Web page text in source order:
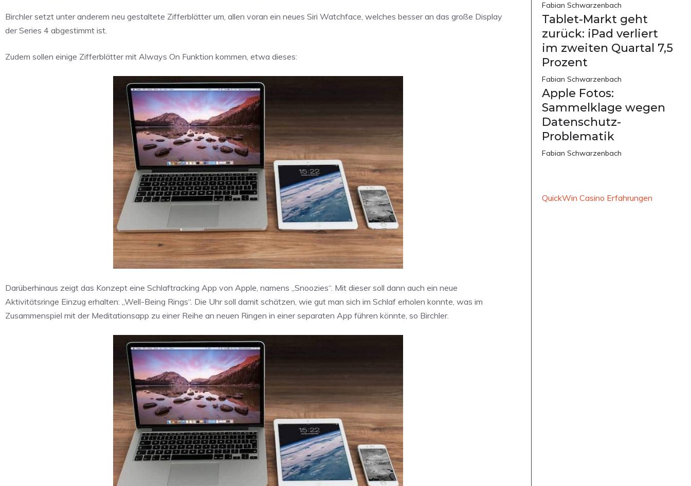
Birchler setzt unter anderem neu gestaltete Zifferblätter um, allen voran ein neues Siri Watchface, welches besser an das große Display
der Series 4 abgestimmt ist.
Zudem sollen einige Zifferblätter mit Always On Funktion kommen, etwa dieses:
Darüberhinaus zeigt das Konzept eine Schlaftracking App von Apple, namens „Snoozies“. Mit dieser soll dann auch ein neue
Aktivitätsringe Einzug erhalten: „Well-Being Rings“. Die Uhr soll damit schätzen, wie gut man sich im Schlaf erholen konnte, was im
Zusammenspiel mit der Meditationsapp zu einer Reihe an neuen Ringen in einer separaten App führen könnte, so Birchler.
Fabian Schwarzenbach
Tablet-Markt geht
zurück: iPad verliert
im zweiten Quartal 7,5
Prozent
Fabian Schwarzenbach
Apple Fotos:
Sammelklage wegen
Datenschutz-
Problematik
Fabian Schwarzenbach
QuickWin Casino Erfahrungen